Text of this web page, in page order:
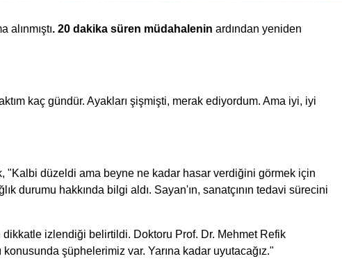
. 20 dakika süren müdahalenin ardından yeniden
kaç gündür. Ayakları şişmişti, merak ediyordum. Ama iyi, iyi
"Kalbi düzeldi ama beyne ne kadar hasar verdiğini görmek için
durumu hakkında bilgi aldı. Sayan'ın, sanatçının tedavi sürecini
izlendiği belirtildi. Doktoru Prof. Dr. Mehmet Refik
şüphelerimiz var. Yarına kadar uyutacağız."